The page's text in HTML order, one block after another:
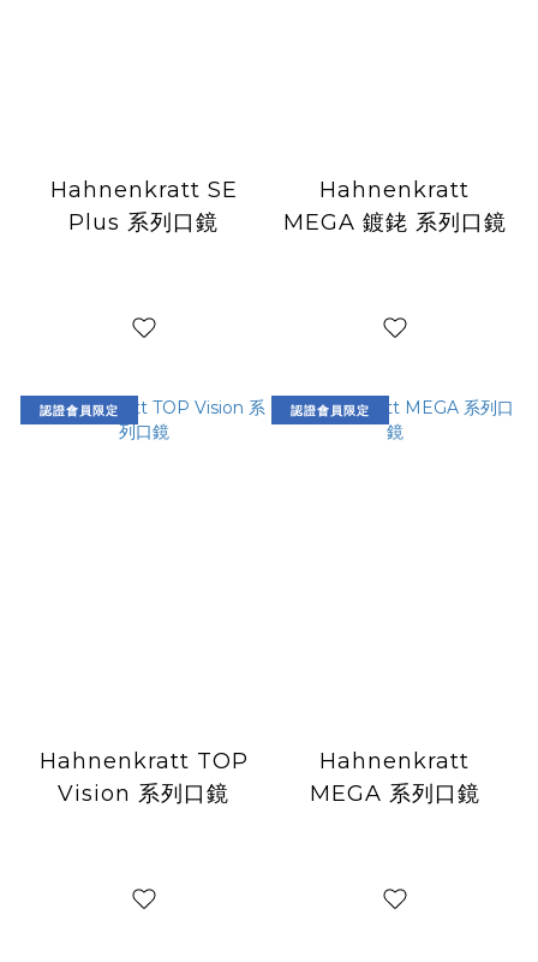
Hahnenkratt SE
Plus 系列口鏡
Hahnenkratt
MEGA 鍍銠 系列口鏡
認證會員限定
Hahnenkratt TOP
Vision 系列口鏡
認證會員限定
Hahnenkratt
MEGA 系列口鏡